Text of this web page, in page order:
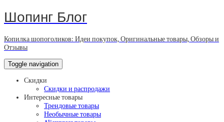
Шопинг Блог
Копилка шопоголиков: Идеи покупок, Оригинальные товары, Обзоры и
Отзывы
Toggle navigation
Скидки
Скидки и распродажи
Интересные товары
Трендовые товары
Необычные товары